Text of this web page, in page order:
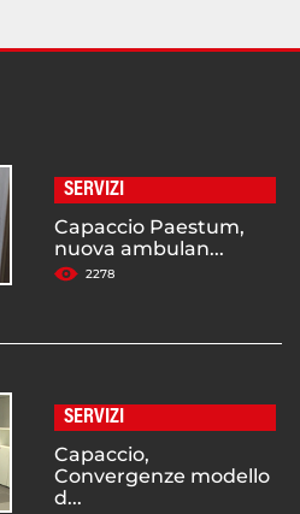
SERVIZI
Capaccio Paestum,
nuova ambulan...
2278
SERVIZI
Capaccio,
Convergenze modello
d...